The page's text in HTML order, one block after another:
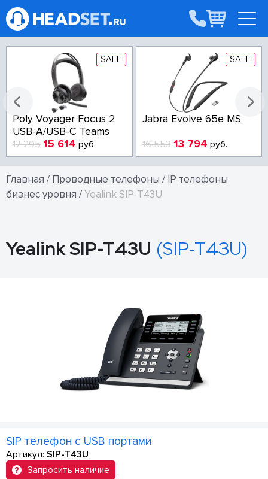
SALE
Poly Voyager Focus 2
USB-A/USB-C Teams
17 295 15 614 руб.
SALE
Jabra Evolve 65e MS
16 553 13 794 руб.
Главная / Проводные телефоны / IP телефоны
бизнес уровня /Yealink SIP-T43U
Yealink SIP-T43U (SIP-T43U)
SIP телефон с USB портами
Артикул: SIP-T43U
Запросить наличие